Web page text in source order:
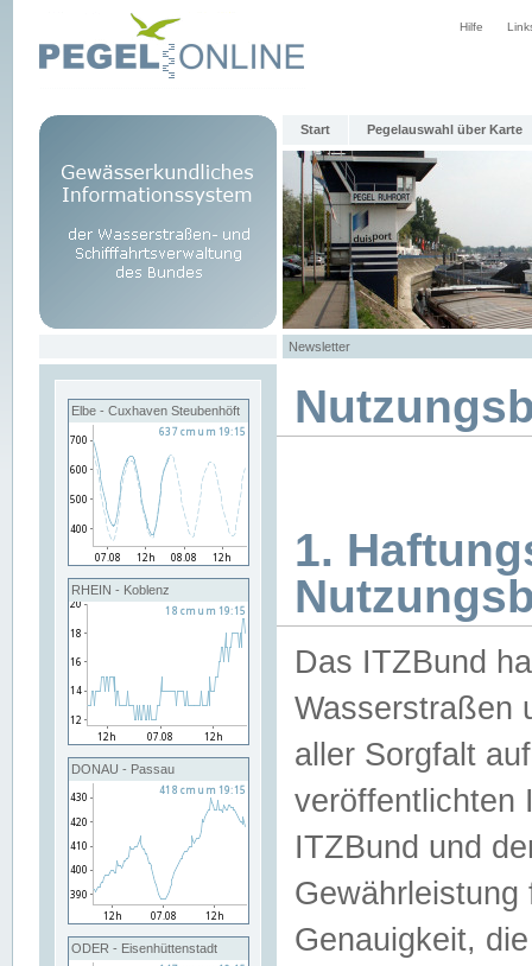
Hilfe
Start Pegelauswahl über Karte
Newsletter
Elbe - Cuxhaven Steubenhöft
RHEIN - Koblenz
DONAU - Passau
ODER - Eisenhüttenstadt
1.
Das ITZBund
Wasserstraßen
aller Sorgfalt
veröffentlichten
ITZBund und
Genauigkeit,